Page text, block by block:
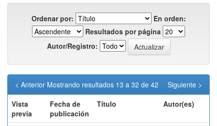
Ordenar por:
En orden:
Resultados por página
Autor/Registro:
Mostrando resultados 13 a 32 de 42
< Anterior
Siguiente >
Vista
previa
Fecha de
publicación
Título Autor(es)